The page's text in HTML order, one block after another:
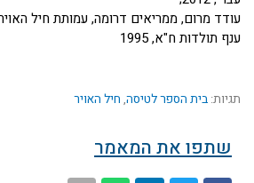
ענף תולדות ח"א, 1995
תגיות: בית הספר לטיסה, חיל האויר
שתפו את המאמר